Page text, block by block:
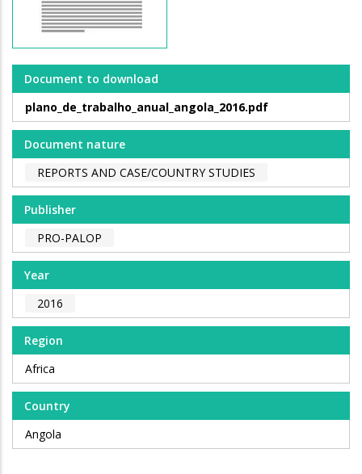
Document to download
plano_de_trabalho_anual_angola_2016.pdf
Document nature
REPORTS AND CASE/COUNTRY STUDIES
Publisher
PRO-PALOP
Year
2016
Region
Africa
Country
Angola